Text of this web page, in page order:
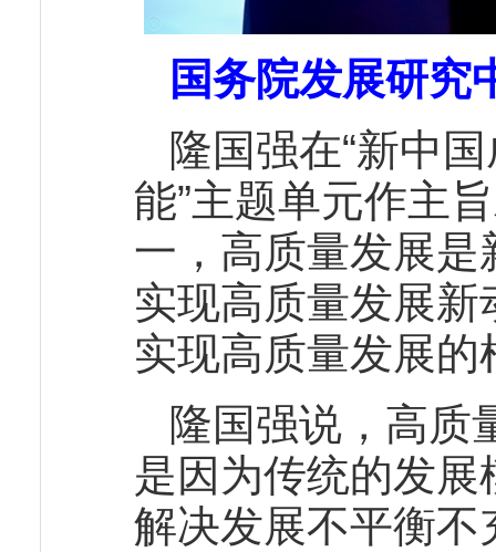
国务院发展研究
隆国强在“新中
能”主题单元作主
一，高质量发展
实现高质量发展
实现高质量发展的
隆国强说，高质
是因为传统的发
解决发展不平衡